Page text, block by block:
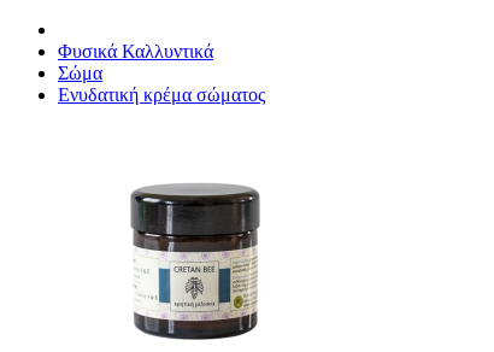
Φυσικά Καλλυντικά
Σώμα
Ενυδατική κρέμα σώματος